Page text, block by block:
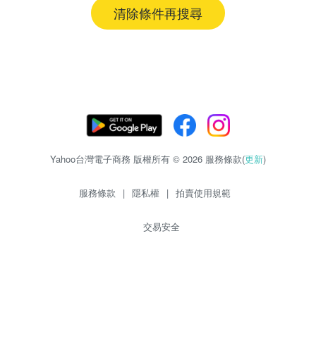
清除條件再搜尋
Yahoo台灣電子商務 版權所有 © 2026 服務條款(更新)
服務條款 | 隱私權 | 拍賣使用規範
交易安全